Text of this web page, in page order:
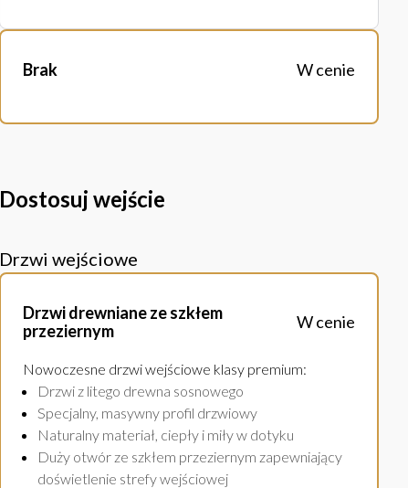
Brak W cenie
Dostosuj wejście
Drzwi wejściowe
Drzwi drewniane ze szkłem
przeziernym
W cenie
Nowoczesne drzwi wejściowe klasy premium:
Drzwi z litego drewna sosnowego
Specjalny, masywny profil drzwiowy
Naturalny materiał, ciepły i miły w dotyku
Duży otwór ze szkłem przeziernym zapewniający
doświetlenie strefy wejściowej